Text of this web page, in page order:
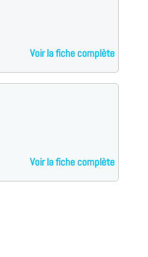
Voir la fiche complète
Voir la fiche complète